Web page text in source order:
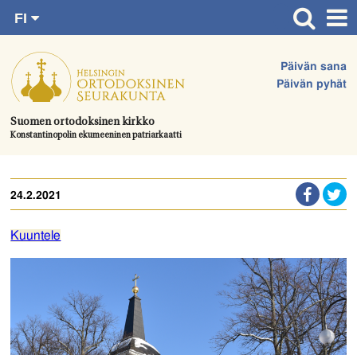
suoraan
sisältöön.
Suomen ortodoksinen kirkko
Konstantinopolin ekumeeninen patriarkaatti
Päivän sana
Päivän pyhät
FI
SV
EN
UA
Etusivu
Ajankohtaista
Juhlat & toimitukset
Apua & tukea
Tule mukaan
Hautausmaa
Yhteystiedot
24.2.2021
Kuuntele